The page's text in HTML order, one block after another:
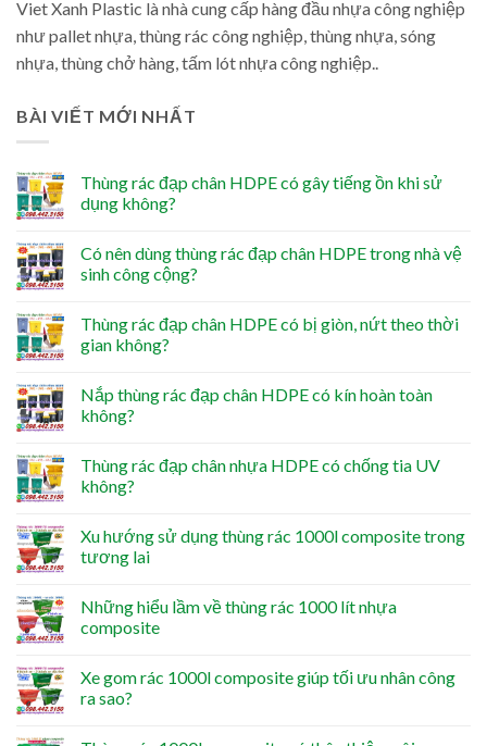
Viet Xanh Plastic là nhà cung cấp hàng đầu nhựa công nghiệp
như pallet nhựa, thùng rác công nghiệp, thùng nhựa, sóng
nhựa, thùng chở hàng, tấm lót nhựa công nghiệp..
BÀI VIẾT MỚI NHẤT
Thùng rác đạp chân HDPE có gây tiếng ồn khi sử
dụng không?
Có nên dùng thùng rác đạp chân HDPE trong nhà vệ
sinh công cộng?
Thùng rác đạp chân HDPE có bị giòn, nứt theo thời
gian không?
Nắp thùng rác đạp chân HDPE có kín hoàn toàn
không?
Thùng rác đạp chân nhựa HDPE có chống tia UV
không?
Xu hướng sử dụng thùng rác 1000l composite trong
tương lai
Những hiểu lầm về thùng rác 1000 lít nhựa
composite
Xe gom rác 1000l composite giúp tối ưu nhân công
ra sao?